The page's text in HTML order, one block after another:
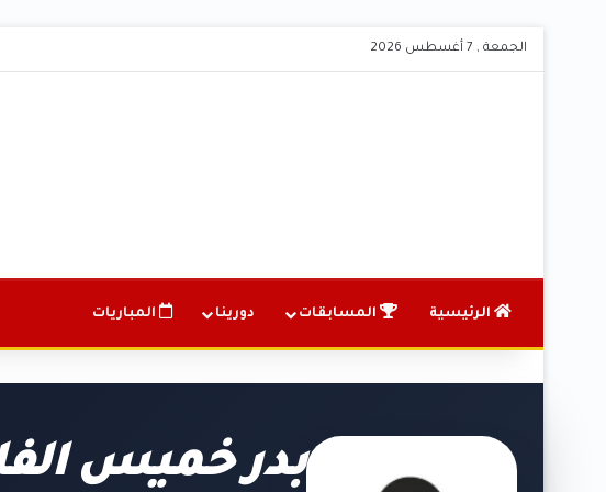
الجمعة , 7 أغسطس 2026
الرئيسية المسابقات دورينا المباريات
بدر خميس